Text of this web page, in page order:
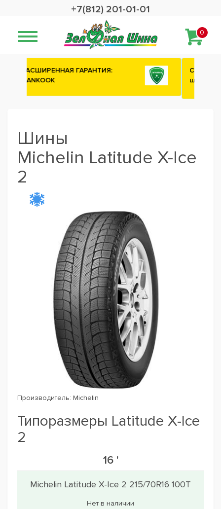
+7(812) 201-01-01
0
Сashback 2500 рублей на зимние
шины ATTAR
Шины
Michelin Latitude X-Ice
2
Производитель: Michelin
Типоразмеры Latitude X-Ice
2
16 '
Michelin Latitude X-Ice 2 215/70R16 100T
Нет в наличии